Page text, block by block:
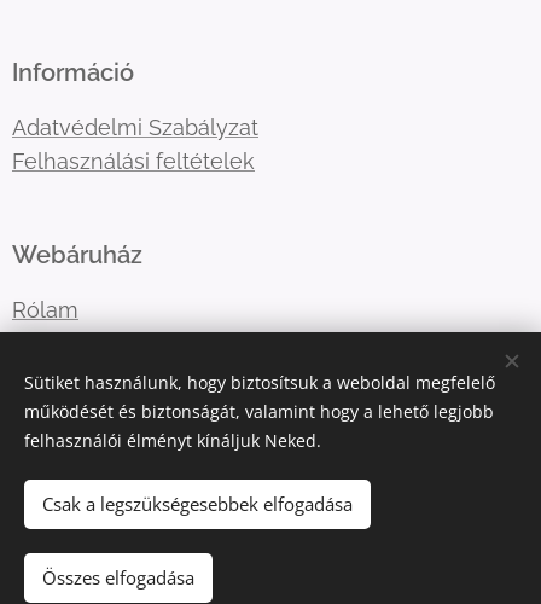
Információ
Adatvédelmi Szabályzat
Felhasználási feltételek
Webáruház
Rólam
E-mail: katart.elmenyfestes@gmail.com
Telefonszám:
Az oldalt a Webnode
Sütiket használunk, hogy biztosítsuk a weboldal megfelelő
működését és biztonságát, valamint hogy a lehető legjobb
felhasználói élményt kínáljuk Neked.
Csak a legszükségesebbek elfogadása
Összes elfogadása